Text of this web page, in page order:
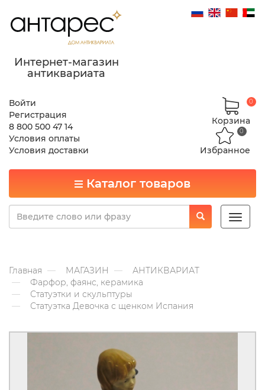
Интернет-магазин
антиквариата
Войти
Регистрация
8 800 500 47 14
Условия оплаты
Условия доставки
Корзина
0
Избранное
0
Каталог товаров
Toggle
Главная МАГАЗИН
АНТИКВАРИАТ
Фарфор, фаянс, керамика
Статуэтки и скульптуры
Статуэтка Девочка с щенком Испания